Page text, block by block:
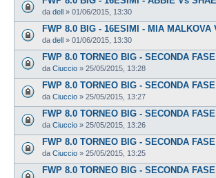
da dell » 01/06/2015, 13:30
FWP 8.0 BIG - 16ESIMI - MIA MALKOVA
da dell » 01/06/2015, 13:30
FWP 8.0 TORNEO BIG - SECONDA
da Ciuccio » 25/05/2015, 13:28
FWP 8.0 TORNEO BIG - SECONDA
da Ciuccio » 25/05/2015, 13:27
FWP 8.0 TORNEO BIG - SECONDA
da Ciuccio » 25/05/2015, 13:26
FWP 8.0 TORNEO BIG - SECONDA
da Ciuccio » 25/05/2015, 13:25
FWP 8.0 TORNEO BIG - SECONDA